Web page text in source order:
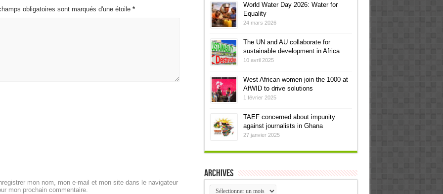
obligatoires sont marqués d'une étoile *
mon nom, mon e-mail et mon site dans le navigateur
mon prochain commentaire.
World Water Day 2026: Water for
Equality
24 mars 2026
The UN and AU collaborate for
sustainable development in Africa
10 avril 2025
West African women join the 1000 at
AfWID to drive solutions
1 février 2025
TAEF concerned about impunity
against journalists in Ghana
27 janvier 2025
Archives
Archives